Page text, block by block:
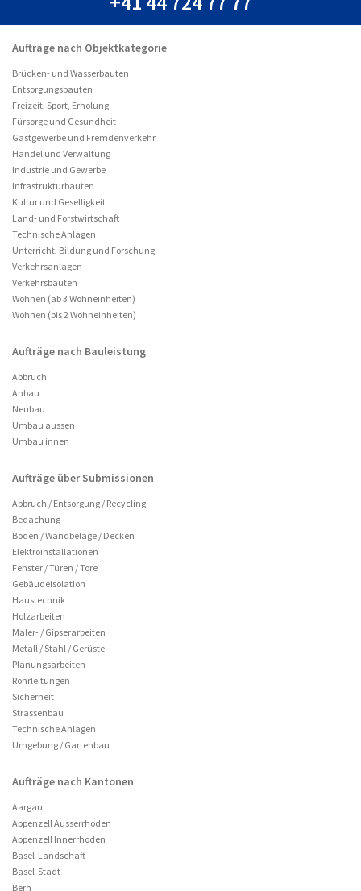
Aufträge nach Objektkategorie
Brücken- und Wasserbauten
Entsorgungsbauten
Freizeit, Sport, Erholung
Fürsorge und Gesundheit
Gastgewerbe und Fremdenverkehr
Handel und Verwaltung
Industrie und Gewerbe
Infrastrukturbauten
Kultur und Geselligkeit
Land- und Forstwirtschaft
Technische Anlagen
Unterricht, Bildung und Forschung
Verkehrsanlagen
Verkehrsbauten
Wohnen (ab 3 Wohneinheiten)
Wohnen (bis 2 Wohneinheiten)
Aufträge nach Bauleistung
Abbruch
Anbau
Neubau
Umbau aussen
Umbau innen
Aufträge über Submissionen
Abbruch / Entsorgung / Recycling
Bedachung
Boden / Wandbeläge / Decken
Elektroinstallationen
Fenster / Türen / Tore
Gebäudeisolation
Haustechnik
Holzarbeiten
Maler- / Gipserarbeiten
Metall / Stahl / Gerüste
Planungsarbeiten
Rohrleitungen
Sicherheit
Strassenbau
Technische Anlagen
Umgebung / Gartenbau
Aufträge nach Kantonen
Aargau
Appenzell Ausserrhoden
Appenzell Innerrhoden
Basel-Landschaft
Basel-Stadt
Bern